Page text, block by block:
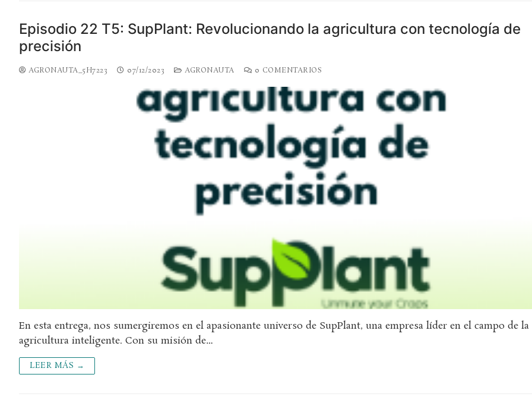
Episodio 22 T5: SupPlant: Revolucionando la agricultura con tecnología de
precisión
AGRONAUTA_5H7223 07/12/2023 AGRONAUTA 0 COMENTARIOS
En esta entrega, nos sumergiremos en el apasionante universo de SupPlant, una empresa líder en el campo de la
agricultura inteligente. Con su misión de…
LEER MÁS →